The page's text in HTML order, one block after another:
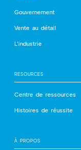
Gouvernement
Vente au détail
L'industrie
RESOURCES
Centre de ressources
Histoires de réussite
À PROPOS